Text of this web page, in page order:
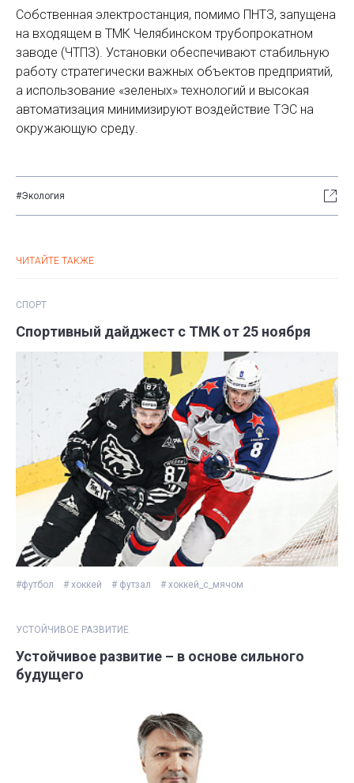
Собственная электростанция, помимо ПНТЗ, запущена
на входящем в ТМК Челябинском трубопрокатном
заводе (ЧТПЗ). Установки обеспечивают стабильную
работу стратегически важных объектов предприятий,
а использование «зеленых» технологий и высокая
автоматизация минимизируют воздействие ТЭС на
окружающую среду.
#Экология
ЧИТАЙТЕ ТАКЖЕ
СПОРТ
Спортивный дайджест с ТМК от 25 ноября
#футбол # хоккей # футзал # хоккей_с_мячом
УСТОЙЧИВОЕ РАЗВИТИЕ
Устойчивое развитие – в основе сильного
будущего